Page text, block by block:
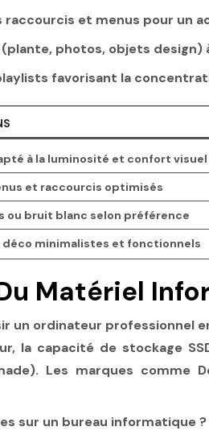
raccourcis et menus pour un
photos, objets
favorisant la
à la luminosité et confort visuel
et raccourcis optimisés
ou bruit blanc selon préférence
déco minimalistes et fonctionnels
Matériel
un ordinateur professionnel
la capacité de stockage
Les marques
sur un bureau informatique ?